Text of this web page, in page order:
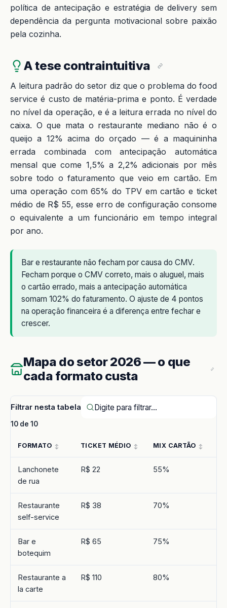
política de antecipação e estratégia de delivery sem
dependência da pergunta motivacional sobre paixão
pela cozinha.
A tese contraintuitiva
A leitura padrão do setor diz que o problema do food
service é custo de matéria-prima e ponto. É verdade
no nível da operação, e é a leitura errada no nível do
caixa. O que mata o restaurante mediano não é o
queijo a 12% acima do orçado — é a maquininha
errada combinada com antecipação automática
mensal que come 1,5% a 2,2% adicionais por mês
sobre todo o faturamento que veio em cartão. Em
uma operação com 65% do TPV em cartão e ticket
médio de R$ 55, esse erro de configuração consome
o equivalente a um funcionário em tempo integral
por ano.
Bar e restaurante não fecham por causa do CMV.
Fecham porque o CMV correto, mais o aluguel, mais
o cartão errado, mais a antecipação automática
somam 102% do faturamento. O ajuste de 4 pontos
na operação financeira é a diferença entre fechar e
crescer.
Mapa do setor 2026 — o que
cada formato custa
Filtrar nesta tabela
10 de 10
FORMATO TICKET MÉDIO MIX CARTÃO
Lanchonete
de rua
R$ 22 55%
Restaurante
self-service
R$ 38 70%
Bar e
botequim
R$ 65 75%
Restaurante a
la carte
R$ 110 80%